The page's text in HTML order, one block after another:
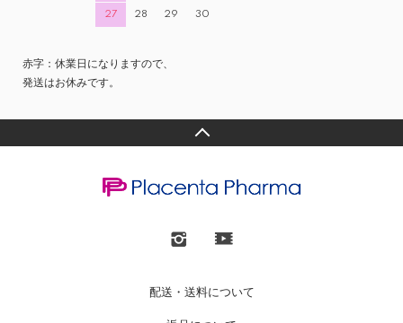
27 28 29 30
赤字：休業日になりますので、
発送はお休みです。
配送・送料について